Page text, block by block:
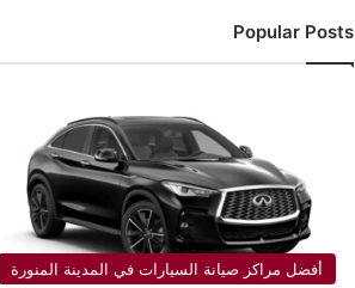
Popular Posts
أفضل مراكز صيانة السيارات في المدينة المنورة